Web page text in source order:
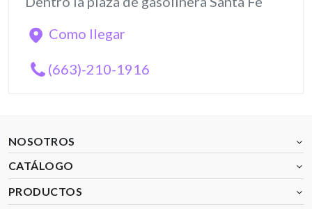
Como llegar
(663)-210-1916
NOSOTROS
CATÁLOGO
PRODUCTOS